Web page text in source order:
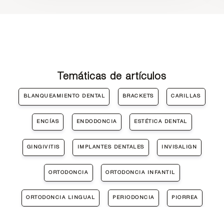
Temáticas de artículos
BLANQUEAMIENTO DENTAL BRACKETS CARILLAS
ENCÍAS ENDODONCIA ESTÉTICA DENTAL
GINGIVITIS IMPLANTES DENTALES INVISALIGN
ORTODONCIA ORTODONCIA INFANTIL
ORTODONCIA LINGUAL PERIODONCIA PIORREA